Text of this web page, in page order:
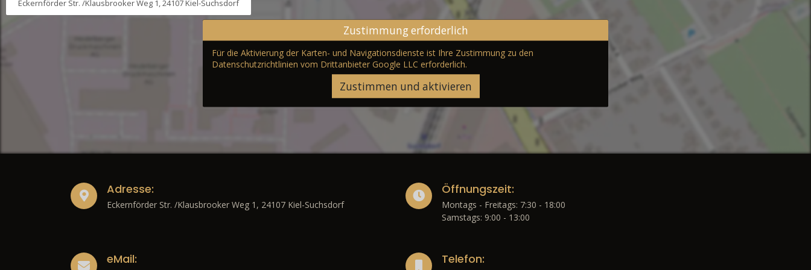
Eckernförder Str. /Klausbrooker Weg 1, 24107 Kiel-Suchsdorf
Zustimmung erforderlich
Für die Aktivierung der Karten- und Navigationsdienste ist Ihre Zustimmung zu den
Datenschutzrichtlinien vom Drittanbieter Google LLC erforderlich.
Zustimmen und aktivieren
Adresse:
Eckernförder Str. /Klausbrooker Weg 1, 24107 Kiel-Suchsdorf
Öffnungszeit:
Montags - Freitags: 7:30 - 18:00
Samstags: 9:00 - 13:00
eMail: Telefon: